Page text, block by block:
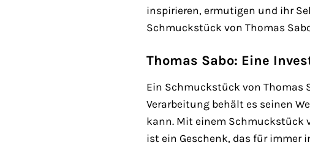
inspirieren, ermutigen und ihr
Schmuckstück von Thomas
Thomas Sabo: Eine
Ein Schmuckstück von Thomas
Verarbeitung behält es seinen
kann. Mit einem Schmuckstück
ist ein Geschenk, das für immer